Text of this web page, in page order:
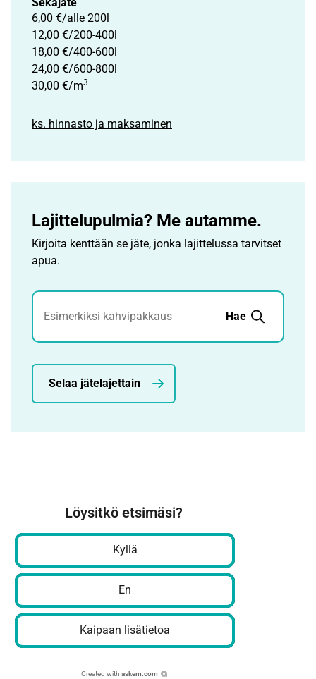
6,00 €/alle 200l
12,00 €/200-400l
18,00 €/400-600l
24,00 €/600-800l
30,00 €/m3
ks. hinnasto ja maksaminen
Lajittelupulmia? Me autamme.
Kirjoita kenttään se jäte, jonka lajittelussa tarvitset
apua.
Jätehaku
Hae
Selaa jätelajettain
Löysitkö etsimäsi?
Kyllä
En
Kaipaan lisätietoa
Created with askem.com